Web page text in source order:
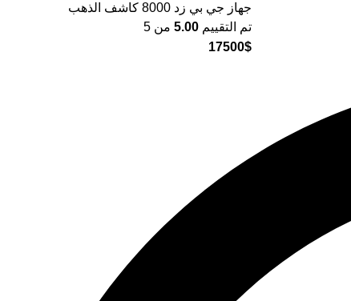
جهاز جي بي زد 8000 كاشف الذهب
تم التقييم5.00 من 5
17500$